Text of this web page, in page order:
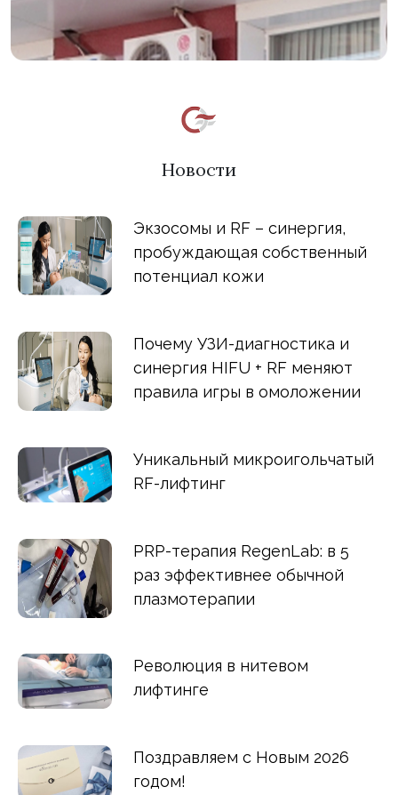
Новости
Экзосомы и RF – синергия,
пробуждающая собственный
потенциал кожи
Почему УЗИ-диагностика и
синергия HIFU + RF меняют
правила игры в омоложении
Уникальный микроигольчатый
RF-лифтинг
PRP-терапия RegenLab: в 5
раз эффективнее обычной
плазмотерапии
Революция в нитевом
лифтинге
Поздравляем с Новым 2026
годом!